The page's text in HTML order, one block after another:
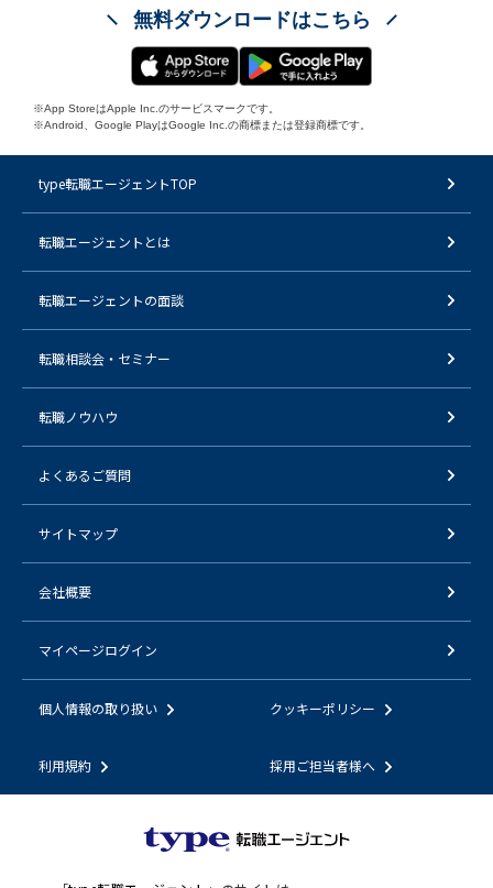
無料ダウンロードはこちら
※App StoreはApple Inc.のサービスマークです。
※Android、Google PlayはGoogle Inc.の商標または登録商標です。
type転職エージェントTOP
転職エージェントとは
転職エージェントの面談
転職相談会・セミナー
転職ノウハウ
よくあるご質問
サイトマップ
会社概要
マイページログイン
個人情報の取り扱い クッキーポリシー
利用規約 採用ご担当者様へ